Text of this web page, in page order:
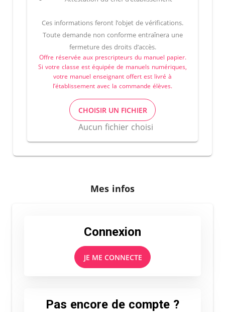
Ces informations feront l’objet de vérifications.
Toute demande non conforme entraînera une
fermeture des droits d’accès.
Offre réservée aux prescripteurs du manuel papier.
Si votre classe est équipée de manuels numériques,
votre manuel enseignant offert est livré à
l’établissement avec la commande élèves.
CHOISIR UN FICHIER
Aucun fichier choisi
Mes infos
Connexion
JE ME CONNECTE
Pas encore de compte ?